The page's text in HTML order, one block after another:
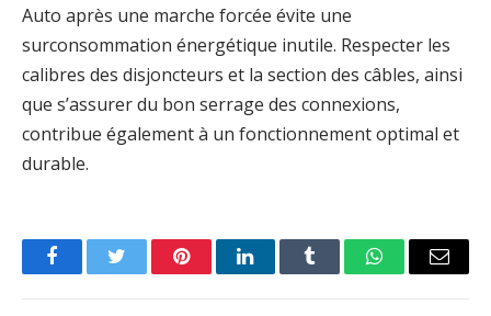
Auto après une marche forcée évite une
surconsommation énergétique inutile. Respecter les
calibres des disjoncteurs et la section des câbles, ainsi
que s’assurer du bon serrage des connexions,
contribue également à un fonctionnement optimal et
durable.
FacebookTwitter PinterestLinkedInTumblr WhatsAppEmail